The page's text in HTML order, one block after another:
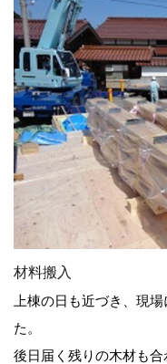
材料搬入
上棟の日も近づき、現
た。
後日届く残りの木材も